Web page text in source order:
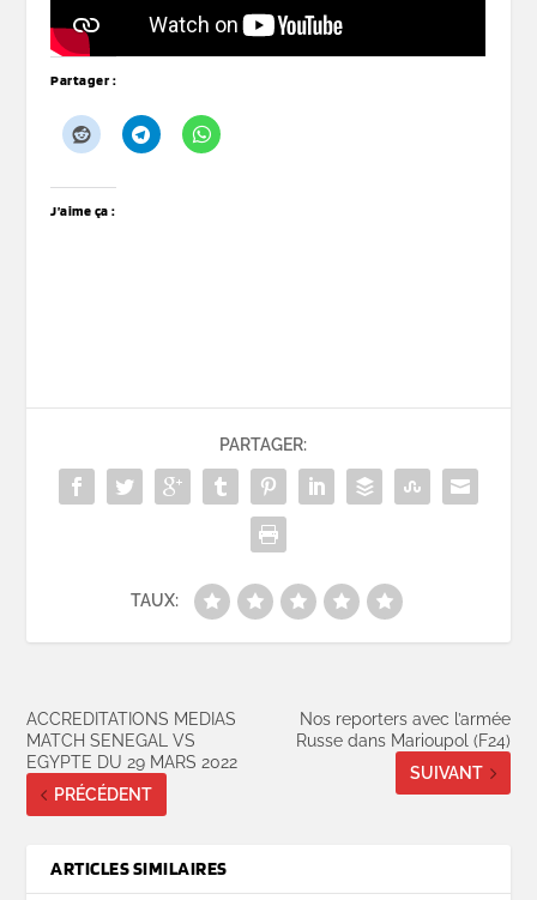
Partager :
J’aime ça :
PARTAGER:
TAUX:
ACCREDITATIONS MEDIAS
MATCH SENEGAL VS
EGYPTE DU 29 MARS 2022
PRÉCÉDENT
Nos reporters avec l’armée
Russe dans Marioupol (F24)
SUIVANT
ARTICLES SIMILAIRES